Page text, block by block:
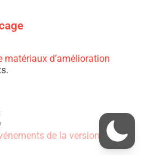
matériaux d’amélioration
de la version 2.6